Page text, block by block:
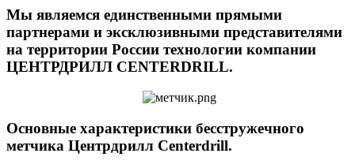
Мы являемся единственными прямыми
партнерами и эксклюзивными представителями
на территории России технологии компании
ЦЕНТРДРИЛЛ CENTERDRILL.
Основные характеристики бесстружечного
метчика Центрдрилл Centerdrill.